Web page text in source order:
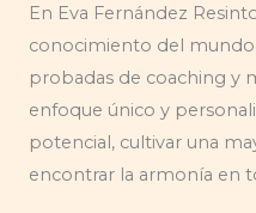
En Eva Fernández
conocimiento del
probadas de coaching y
enfoque único y
potencial, cultivar una
encontrar la armonía en